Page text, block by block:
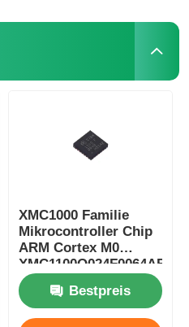
XMC1000 Familie
Mikrocontroller Chip
ARM Cortex M0
Bestpreis